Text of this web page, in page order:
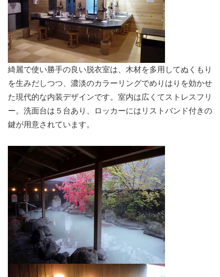
綺麗で使い勝手の良い脱衣室は、木材を多用してぬくもり
を生みだしつつ、濃淡のカラーリングでめりはりを効かせ
た現代的な内装デザインです。室内は広くてストレスフリ
ー。洗面台は５台あり、ロッカーにはリストバンド付きの
鍵が用意されています。